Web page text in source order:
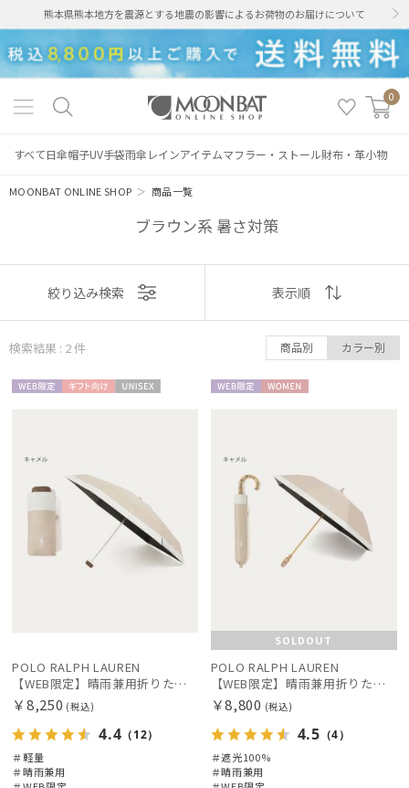
熊本県熊本地方を震源とする地震の影響によるお荷物のお届けについて
0
すべて日傘帽子UV手袋雨傘 レインアイテムマフラー・ストール財布・革小物
MOONBAT ONLINE SHOP ＞商品一覧
ブラウン系 暑さ対策
レディース メンズ
ブランド
傘機能
その他
表示
おすすめ
順
価格の低い
人気順
絞り込み検索 表示順
検索結果 : 2件 商品別 カラー別
POLO RALPH LAUREN
【WEB限定】晴雨兼用折りたたみ日傘 ポロ ラルフ ローレン ポロポニー刺繍 POLO BEAR 雨の日OK 遮光100% 遮熱 簡単開閉 UV100% 晴雨兼用
￥8,250 (税込)
4.4 （12）
＃軽量
＃晴雨兼用
SOLDOUT
POLO RALPH LAUREN
【WEB限定】晴雨兼用折りたたみ日傘 ポロ ラルフ ローレン（POLO RALPH LAUREN）ポロ ベア ポニー
￥8,800 (税込)
4.5 （4）
＃遮光100%
＃晴雨兼用